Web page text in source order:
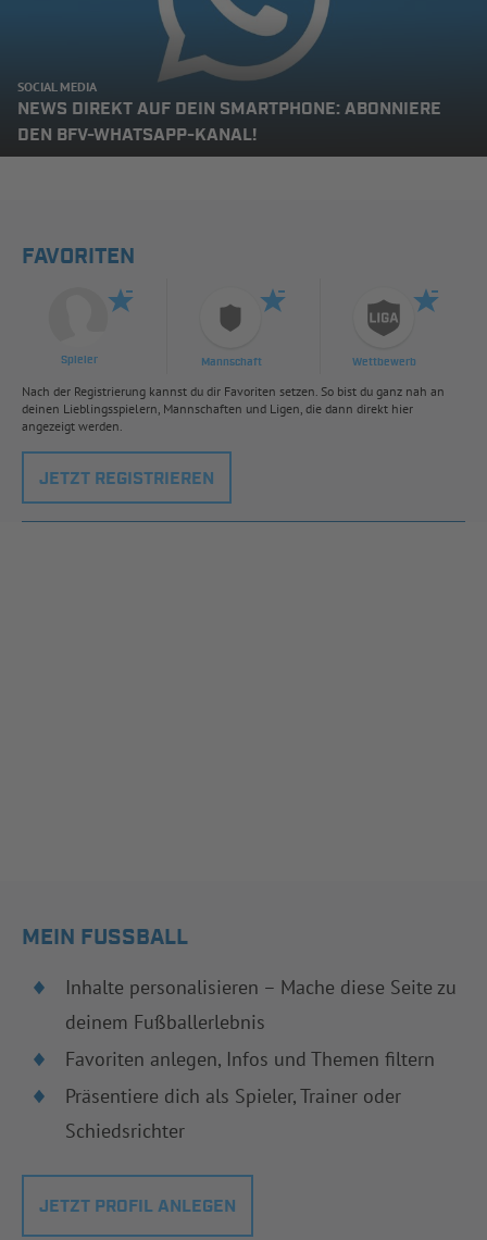
SOCIAL MEDIA
NEWS DIREKT AUF DEIN SMARTPHONE: ABONNIERE
DEN BFV-WHATSAPP-KANAL!
FAVORITEN
Spieler Mannschaft Wettbewerb
Nach der Registrierung kannst du dir Favoriten setzen. So bist du ganz nah an
deinen Lieblingsspielern, Mannschaften und Ligen, die dann direkt hier
angezeigt werden.
JETZT REGISTRIEREN
MEIN FUSSBALL
Inhalte personalisieren – Mache diese Seite zu
deinem Fußballerlebnis
Favoriten anlegen, Infos und Themen filtern
Präsentiere dich als Spieler, Trainer oder
Schiedsrichter
JETZT PROFIL ANLEGEN